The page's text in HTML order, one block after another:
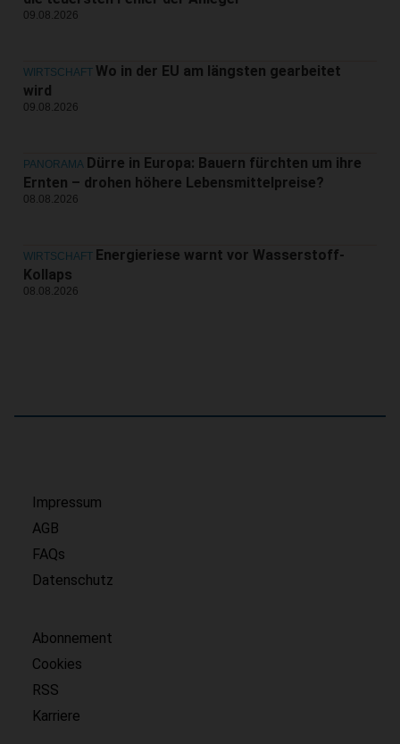
09.08.2026
WIRTSCHAFT Wo in der EU am längsten gearbeitet
wird
09.08.2026
PANORAMA Dürre in Europa: Bauern fürchten um ihre
Ernten – drohen höhere Lebensmittelpreise?
08.08.2026
WIRTSCHAFT Energieriese warnt vor Wasserstoff-
Kollaps
08.08.2026
Impressum
AGB
FAQs
Datenschutz
Abonnement
Cookies
RSS
Karriere